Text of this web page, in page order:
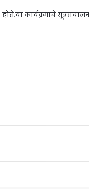
कार्यक्रमाचे